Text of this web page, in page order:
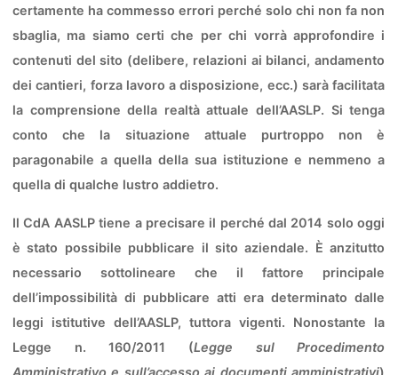
certamente ha commesso errori perché solo chi non fa non
sbaglia, ma siamo certi che per chi vorrà approfondire i
contenuti del sito (delibere, relazioni ai bilanci, andamento
dei cantieri, forza lavoro a disposizione, ecc.) sarà facilitata
la comprensione della realtà attuale dell’AASLP. Si tenga
conto che la situazione attuale purtroppo non è
paragonabile a quella della sua istituzione e nemmeno a
quella di qualche lustro addietro.
Il CdA AASLP tiene a precisare il perché dal 2014 solo oggi
è stato possibile pubblicare il sito aziendale. È anzitutto
necessario sottolineare che il fattore principale
dell’impossibilità di pubblicare atti era determinato dalle
leggi istitutive dell’AASLP, tuttora vigenti. Nonostante la
Legge n. 160/2011 (Legge sul Procedimento
Amministrativo e sull’accesso ai documenti amministrativi)